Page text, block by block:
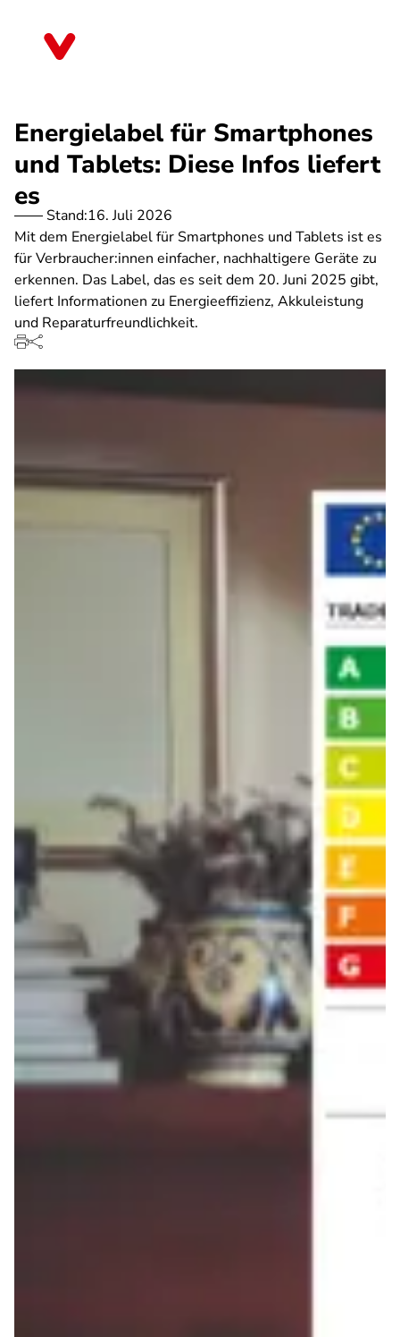
Energielabel für Smartphones
und Tablets: Diese Infos liefert
es
Stand:16. Juli 2026
Mit dem Energielabel für Smartphones und Tablets ist es
für Verbraucher:innen einfacher, nachhaltigere Geräte zu
erkennen. Das Label, das es seit dem 20. Juni 2025 gibt,
liefert Informationen zu Energieeffizienz, Akkuleistung
und Reparaturfreundlichkeit.